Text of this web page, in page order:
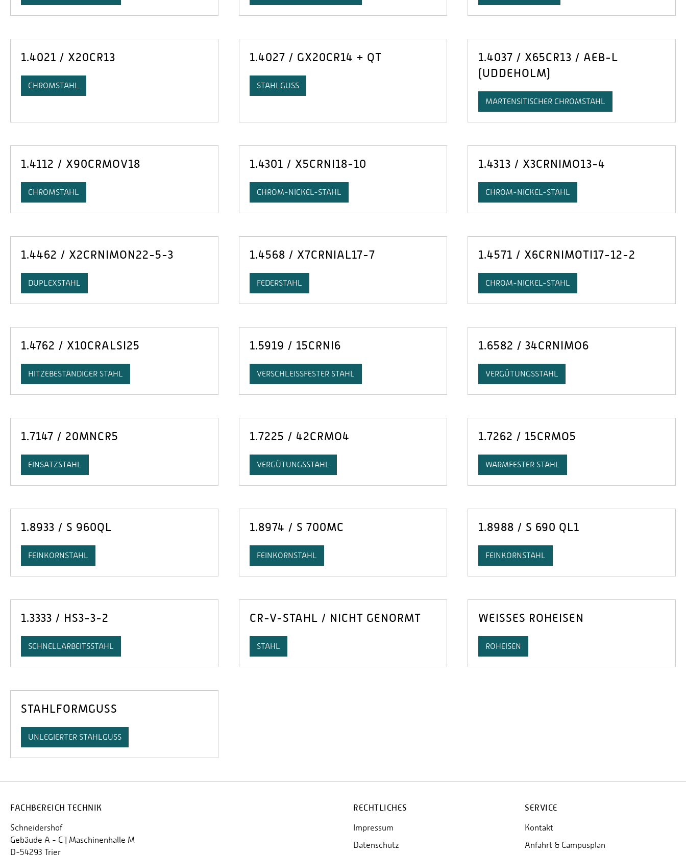
1.4021 / X20CR13
CHROMSTAHL
1.4027 / GX20CR14 + QT
STAHLGUSS
1.4037 / X65CR13 / AEB-L
(UDDEHOLM)
MARTENSITISCHER CHROMSTAHL
1.4112 / X90CRMOV18
CHROMSTAHL
1.4301 / X5CRNI18-10
CHROM-NICKEL-STAHL
1.4313 / X3CRNIMO13-4
CHROM-NICKEL-STAHL
1.4462 / X2CRNIMON22-5-3
DUPLEXSTAHL
1.4568 / X7CRNIAL17-7
FEDERSTAHL
1.4571 / X6CRNIMOTI17-12-2
CHROM-NICKEL-STAHL
1.4762 / X10CRALSI25
HITZEBESTÄNDIGER STAHL
1.5919 / 15CRNI6
VERSCHLEISSFESTER STAHL
1.6582 / 34CRNIMO6
VERGÜTUNGSSTAHL
1.7147 / 20MNCR5
EINSATZSTAHL
1.7225 / 42CRMO4
VERGÜTUNGSSTAHL
1.7262 / 15CRMO5
WARMFESTER STAHL
1.8933 / S 960QL
FEINKORNSTAHL
1.8974 / S 700MC
FEINKORNSTAHL
1.8988 / S 690 QL1
FEINKORNSTAHL
1.3333 / HS3-3-2
SCHNELLARBEITSSTAHL
CR-V-STAHL / NICHT GENORMT
STAHL
WEISSES ROHEISEN
ROHEISEN
STAHLFORMGUSS
UNLEGIERTER STAHLGUSS
FACHBEREICH TECHNIK
Schneidershof
Gebäude A - C | Maschinenhalle M
D-54293 Trier
RECHTLICHES
Impressum
Datenschutz
SERVICE
Kontakt
Anfahrt & Campusplan